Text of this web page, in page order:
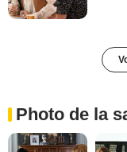
Photo de la